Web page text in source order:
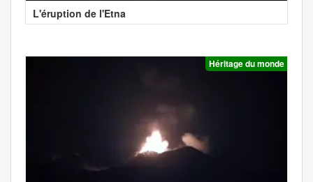
L'éruption de l'Etna
Héritage du monde